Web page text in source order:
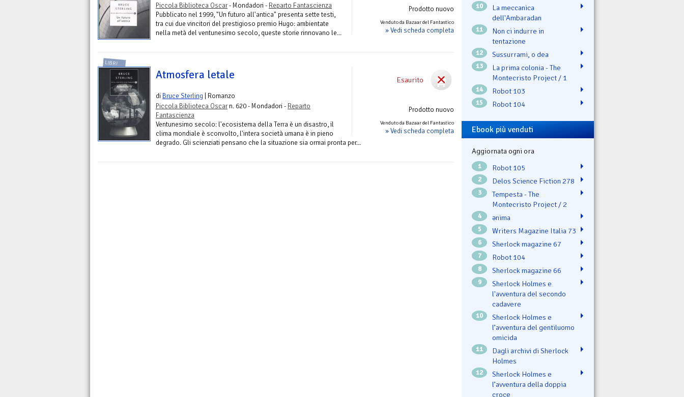
Prodotto nuovo
Venduto da Bazaar del Fantastico
» Vedi scheda completa
Piccola Biblioteca Oscar- Mondadori - Reparto Fantascienza
Pubblicato nel 1999, "Un futuro all'antica" presenta sette testi,
tra cui due vincitori del prestigioso premio Hugo: ambientate
nella metà del ventunesimo secolo, queste storie rinnovano le...
Esaurito
Prodotto nuovo
Venduto da Bazaar del Fantastico
» Vedi scheda completa
LIBRI
Atmosfera letale
di Bruce Sterling | Romanzo
Piccola Biblioteca Oscarn. 620 - Mondadori - Reparto
Fantascienza
Ventunesimo secolo: l'ecosistema della Terra è un disastro, il
clima mondiale è sconvolto, l'intera società umana è in pieno
degrado. Gli scienziati pensano che la situazione sia ormai pronta per...
10
La meccanica
dell'Ambaradan
11
Non ci indurre in
tentazione
12 Sussurrami, o dea
13
La prima colonia - The
Montecristo Project / 1
14 Robot 103
15 Robot 104
Ebook più venduti
Aggiornata ogni ora
1 Robot 105
2 Delos Science Fiction 278
3
Tempesta - The
Montecristo Project / 2
4 ənima
5 Writers Magazine Italia 73
6 Sherlock magazine 67
7 Robot 104
8 Sherlock magazine 66
9
Sherlock Holmes e
l'avventura del secondo
cadavere
10
Sherlock Holmes e
l’avventura del gentiluomo
omicida
11
Dagli archivi di Sherlock
Holmes
12
Sherlock Holmes e
l’avventura della doppia
croce